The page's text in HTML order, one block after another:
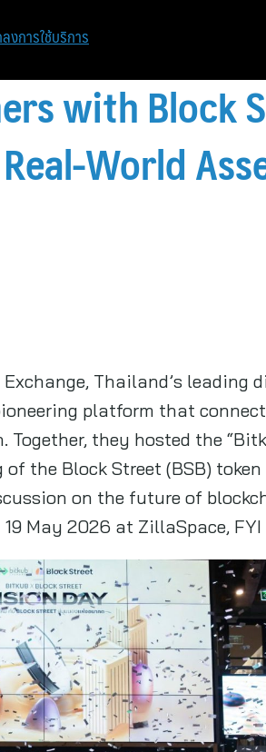
ท่องเที่ยว
with Block
World
Thailand’s leading
platform that
they hosted the
the Block Street (BSB) token
on the future of
May 2026 at ZillaSpace, FYI
งการใช้บริการ